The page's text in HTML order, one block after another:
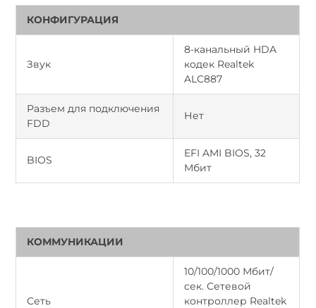
КОНФИГУРАЦИЯ
Звук
8-канальный HDA
кодек Realtek
ALC887
Разъем для подключения
FDD
Нет
BIOS
EFI AMI BIOS, 32
Мбит
КОММУНИКАЦИИ
Сеть
10/100/1000 Мбит/
сек. Сетевой
контроллер Realtek